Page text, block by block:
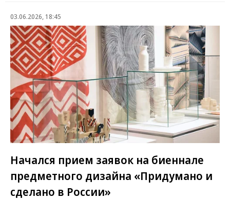
03.06.2026, 18:45
Начался прием заявок на биеннале
предметного дизайна «Придумано и
сделано в России»